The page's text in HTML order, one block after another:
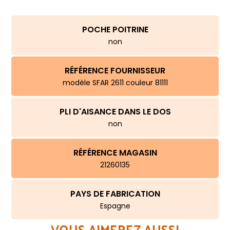
POCHE POITRINE
non
RÉFÉRENCE FOURNISSEUR
modèle SFAR 2611 couleur 81111
PLI D'AISANCE DANS LE DOS
non
RÉFÉRENCE MAGASIN
21260135
PAYS DE FABRICATION
Espagne